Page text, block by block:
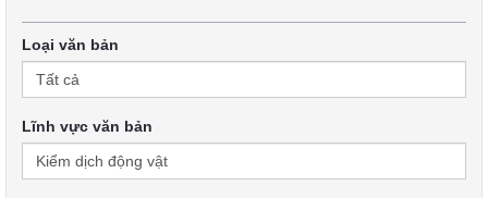
Loại văn bản
Lĩnh vực văn bản